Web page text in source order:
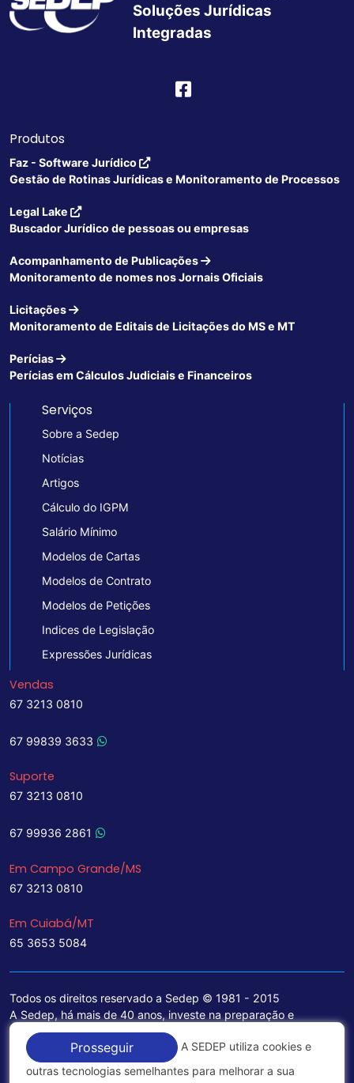
Soluções Jurídicas
Integradas
Produtos
Faz - Software Jurídico
Gestão de Rotinas Jurídicas e Monitoramento de Processos
Legal Lake
Buscador Jurídico de pessoas ou empresas
Acompanhamento de Publicações
Monitoramento de nomes nos Jornais Oficiais
Licitações
Monitoramento de Editais de Licitações do MS e MT
Perícias
Perícias em Cálculos Judiciais e Financeiros
Serviços
Sobre a Sedep
Notícias
Artigos
Cálculo do IGPM
Salário Mínimo
Modelos de Cartas
Modelos de Contrato
Modelos de Petições
Indices de Legislação
Expressões Jurídicas
Vendas
67 3213 0810
67 99839 3633
Suporte
67 3213 0810
67 99936 2861
Em Campo Grande/MS
67 3213 0810
Em Cuiabá/MT
65 3653 5084
Todos os direitos reservado a Sedep © 1981 - 2015
A Sedep, há mais de 40 anos, investe na preparação e
treinamento de funcionários e na aquisição de tecnologia de
ponta para a ampliação de seu portfólio de serviços voltados
para a área jurídica, que contemplam informações seguras e
Prosseguir
A SEDEP utiliza cookies e
outras tecnologias semelhantes para melhorar a sua